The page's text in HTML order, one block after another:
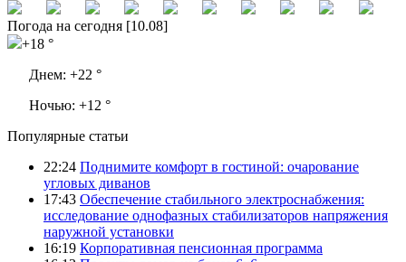
Погода на сегодня [10.08]
+18 °
Днем: +22 °
Ночью: +12 °
Популярные статьи
22:24 Поднимите комфорт в гостиной: очарование
угловых диванов
17:43 Обеспечение стабильного электроснабжения:
исследование однофазных стабилизаторов напряжения
наружной установки
16:19 Корпоративная пенсионная программа